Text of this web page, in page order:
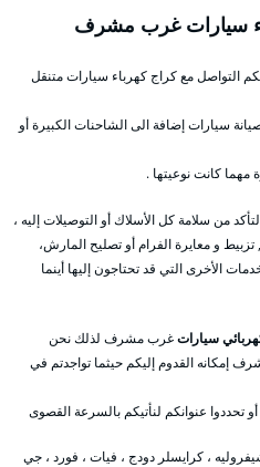
سيارات غرب مشرف
التواصل مع كراج كهرباء سيارات متنقل
سيارات إضافة الى الشاحنات الكبيرة أو
مهما كانت نوعيتها .
من سلامة كل الأسلاك أو التوصيلات إليه ،
و معايرة الفرام أو تصليح المارش،
الأخرى التي قد تحتاجون إليها أينما
سياراتغرب مشرف لذلك نحن
إمكانه القدوم إليكم حيثما تواجدتم في
تحددوا عنوانكم لنأتيكم بالسرعة القصوى
، كرايسلر دودج ، فيات ، فورد ، جي